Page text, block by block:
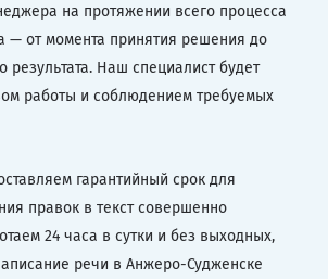
на протяжении всего процесса
— от момента принятия решения до
результата. Наш специалист будет
работы и соблюдением требуемых
гарантийный срок для
правок в текст совершенно
24 часа в сутки и без выходных,
речи в Анжеро-Судженске